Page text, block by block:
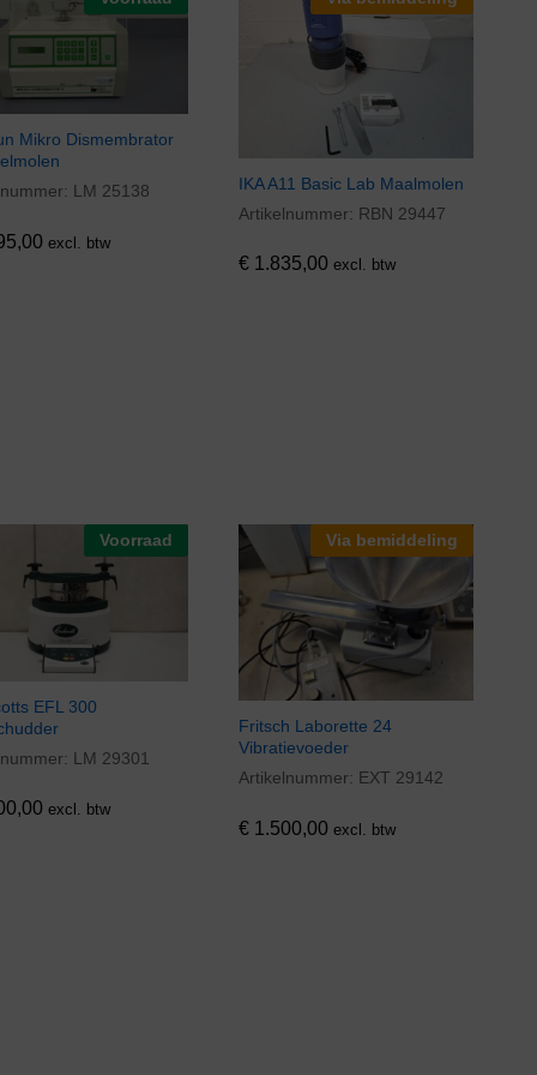
Mikro Dismembrator
LM 25138
excl. btw
IKA A11 Basic Lab Maalmolen
Artikelnummer: RBN 29447
€1.835,00 excl. btw
€1.835,00
Voorraad
EFL 300
LM 29301
excl. btw
Via bemiddeling
Fritsch Laborette 24
Vibratievoeder
Artikelnummer: EXT 29142
€1.500,00 excl. btw
€1.500,00